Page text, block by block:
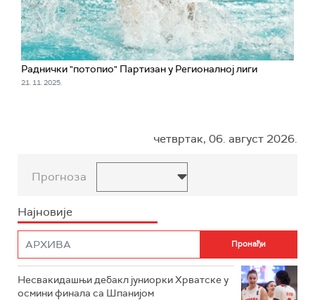
Раднички "потопио" Партизан у Регионалној лиги
21. 11. 2025.
четвртак, 06. август 2026.
Прогноза
Најновије
Несвакидашњи дебакл јуниорки Хрватске у
осмини финала са Шпанијом